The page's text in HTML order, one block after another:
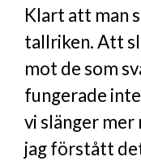
Klart att man
tallriken. Att
mot de som
fungerade
vi slänger mer
jag förstått